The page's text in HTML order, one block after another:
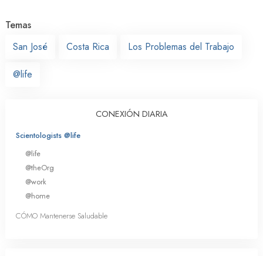
Temas
San José
Costa Rica Los Problemas del Trabajo
@life
CONEXIÓN DIARIA
Scientologists @life
@life
@theOrg
@work
@home
CÓMO Mantenerse Saludable